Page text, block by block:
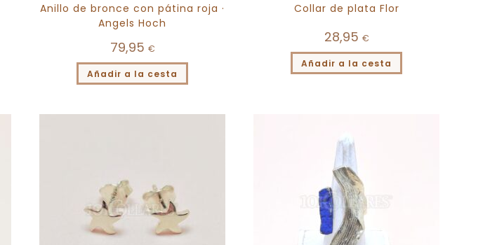
Anillo de bronce con pátina roja ·
Angels Hoch
79,95 €
Añadir a la cesta
Collar de plata Flor
28,95 €
Añadir a la cesta